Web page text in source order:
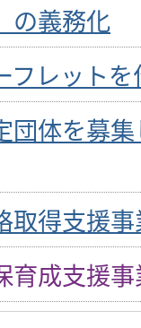
の義務化
フレット
団体を募
取得支援
育成支援